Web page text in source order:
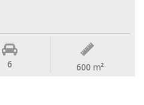
6 600 m²